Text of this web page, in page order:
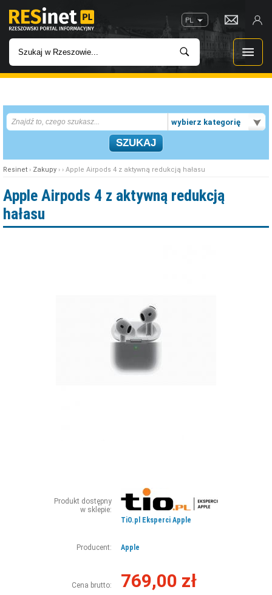
PL
INWESTYCJE
IMPREZY
ROZRYWKA
W KINACH
wybierz kategorię
Resinet › Zakupy › › Apple Airpods 4 z aktywną redukcją hałasu
Apple Airpods 4 z aktywną redukcją
hałasu
Produkt dostępny
w sklepie:
TiO.pl Eksperci Apple
Producent: Apple
Cena brutto: 769,00 zł